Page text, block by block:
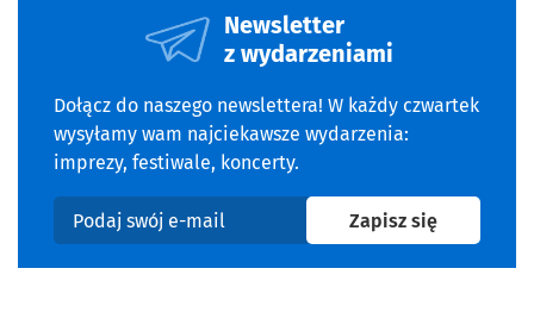
Newsletter
z wydarzeniami
Dołącz do naszego newslettera! W każdy czwartek
wysyłamy wam najciekawsze wydarzenia:
imprezy, festiwale, koncerty.
Podaj swój e-mail
Zapisz sięna